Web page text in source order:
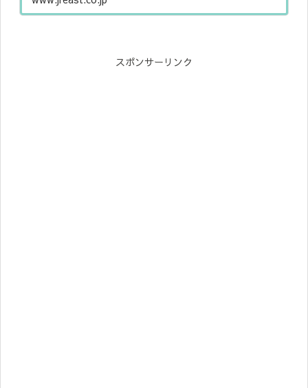
スポンサーリンク